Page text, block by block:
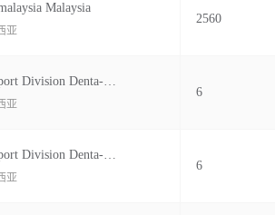
Malaysia
亚
2560
Tothe Import Division Denta-medic Technology No.38a, Jal An Renang 1326, Tadisma, Seksyen 1 Malaysia 3, 40100 Shah Alam, Selangor
亚
6
Tothe Import Division Denta-medic Technology No.38a, Jal An Renang 13/26, Tadisma, Seksyen 1 Malaysia 3, 40100 Shah Alam, Selangor,
亚
6